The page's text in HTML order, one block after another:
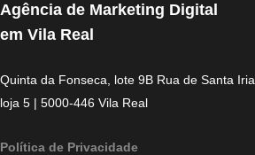
Agência de Marketing Digital
em Vila Real
Quinta da Fonseca, lote 9B Rua de Santa Iria,
loja 5 | 5000-446 Vila Real
Política de Privacidade